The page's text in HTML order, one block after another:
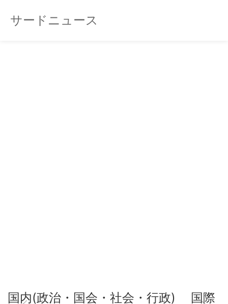
サードニュース
国内(政治・国会・社会・行政) 国際